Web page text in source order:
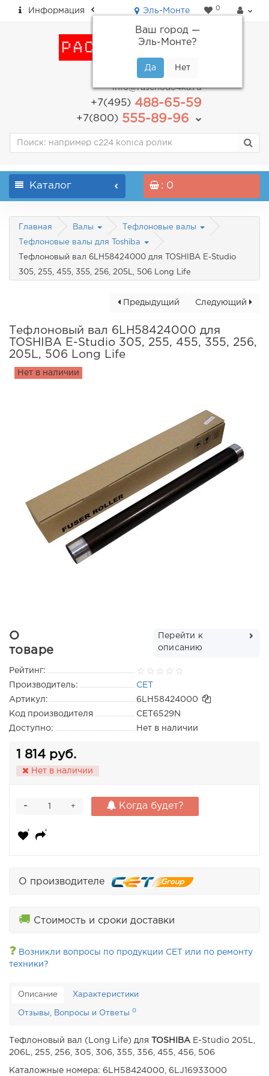
Информация Эль-Монте
Ваш город —
Эль-Монте?
0
пн-пт: с 9.00 до 18.00
info@raschodo4ka.ru
+7(495)488-65-59
+7(800)555-89-96
Каталог : 0
Главная Валы Тефлоновые валы
Тефлоновые валы для Toshiba
Тефлоновый вал 6LH58424000 для TOSHIBA E-Studio
305, 255, 455, 355, 256, 205L, 506 Long Life
Следующий
Предыдущий
Тефлоновый вал 6LH58424000 для
TOSHIBA E-Studio 305, 255, 455, 355, 256,
205L, 506 Long Life
Нет в наличии
О
товаре
Перейти к
описанию
Рейтинг:
Производитель:
CET
Артикул:
6LH58424000
Код производителя
CET6529N
Доступно:
Нет в наличии
1 814 руб.
Нет в наличии
+
- Когда будет?
О производителе
🚚 Стоимость и сроки доставки
❓ Возникли вопросы по продукции CET или по ремонту
техники?
Описание Характеристики
Отзывы, Вопросы и Ответы 0
Тефлоновый вал (Long Life) для TOSHIBA E-Studio 205L,
206L, 255, 256, 305, 306, 355, 356, 455, 456, 506
Каталожные номера: 6LH58424000, 6LJ16933000